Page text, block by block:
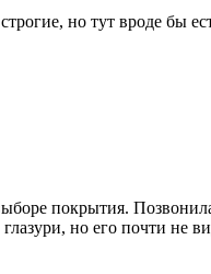
но тут вроде бы
покрытия.
но его почти не